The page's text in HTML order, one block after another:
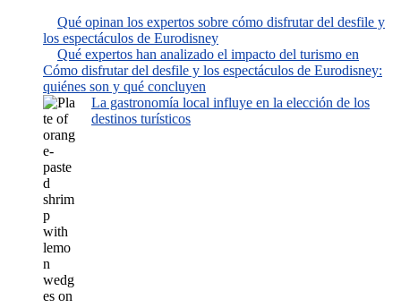
Qué opinan los expertos sobre cómo disfrutar del desfile y
los espectáculos de Eurodisney
Qué expertos han analizado el impacto del turismo en
Cómo disfrutar del desfile y los espectáculos de Eurodisney:
quiénes son y qué concluyen
La gastronomía local influye en la elección de los
destinos turísticos